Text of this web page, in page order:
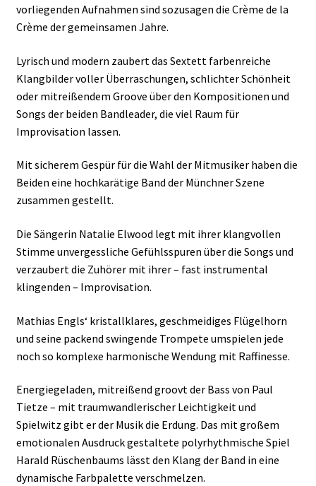
vorliegenden Aufnahmen sind sozusagen die Crème de la
Crème der gemeinsamen Jahre.
Lyrisch und modern zaubert das Sextett farbenreiche
Klangbilder voller Überraschungen, schlichter Schönheit
oder mitreißendem Groove über den Kompositionen und
Songs der beiden Bandleader, die viel Raum für
Improvisation lassen.
Mit sicherem Gespür für die Wahl der Mitmusiker haben die
Beiden eine hochkarätige Band der Münchner Szene
zusammen gestellt.
Die Sängerin Natalie Elwood legt mit ihrer klangvollen
Stimme unvergessliche Gefühlsspuren über die Songs und
verzaubert die Zuhörer mit ihrer – fast instrumental
klingenden – Improvisation.
Mathias Engls‘ kristallklares, geschmeidiges Flügelhorn
und seine packend swingende Trompete umspielen jede
noch so komplexe harmonische Wendung mit Raffinesse.
Energiegeladen, mitreißend groovt der Bass von Paul
Tietze – mit traumwandlerischer Leichtigkeit und
Spielwitz gibt er der Musik die Erdung. Das mit großem
emotionalen Ausdruck gestaltete polyrhythmische Spiel
Harald Rüschenbaums lässt den Klang der Band in eine
dynamische Farbpalette verschmelzen.